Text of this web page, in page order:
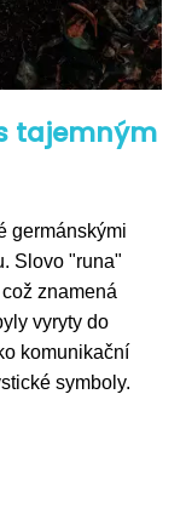
tajemným
germánskými
Slovo "runa"
znamená
vyryty do
komunikační
symboly.